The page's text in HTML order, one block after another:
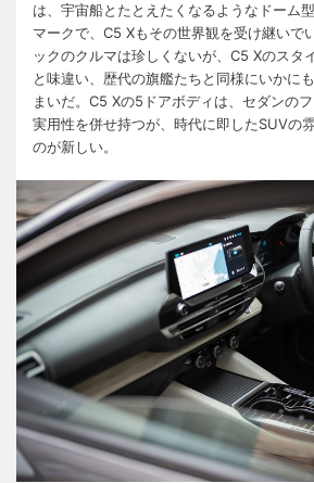
は、宇宙船とたとえたくなるようなドーム
マークで、 C5 Xもその世界観を受け継いで
ックのクルマは珍しくないが、 C5 Xのスタ
と味違い、歴代の旗艦たちと同様にいかに
まいだ。 C5 Xの5 ドアボディは、セダンの
実用性を併せ持つが、時代に即したSUVの
のが新しい。